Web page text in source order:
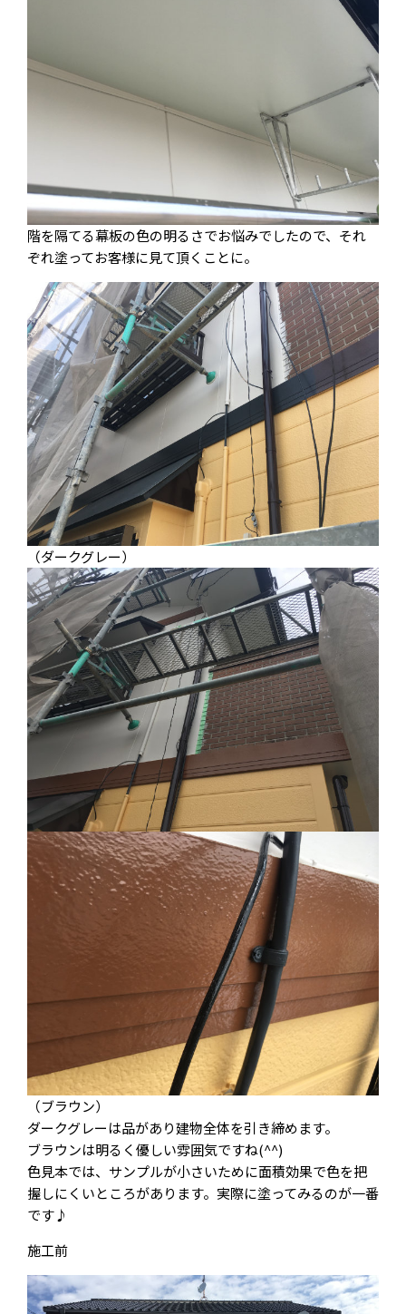
階を隔てる幕板の色の明るさでお悩みでしたので、それ
ぞれ塗ってお客様に見て頂くことに。
（ダークグレー）
（ブラウン）
ダークグレーは品があり建物全体を引き締めます。
ブラウンは明るく優しい雰囲気ですね(^^)
色見本では、サンプルが小さいために面積効果で色を把
握しにくいところがあります。実際に塗ってみるのが一番
です♪
施工前